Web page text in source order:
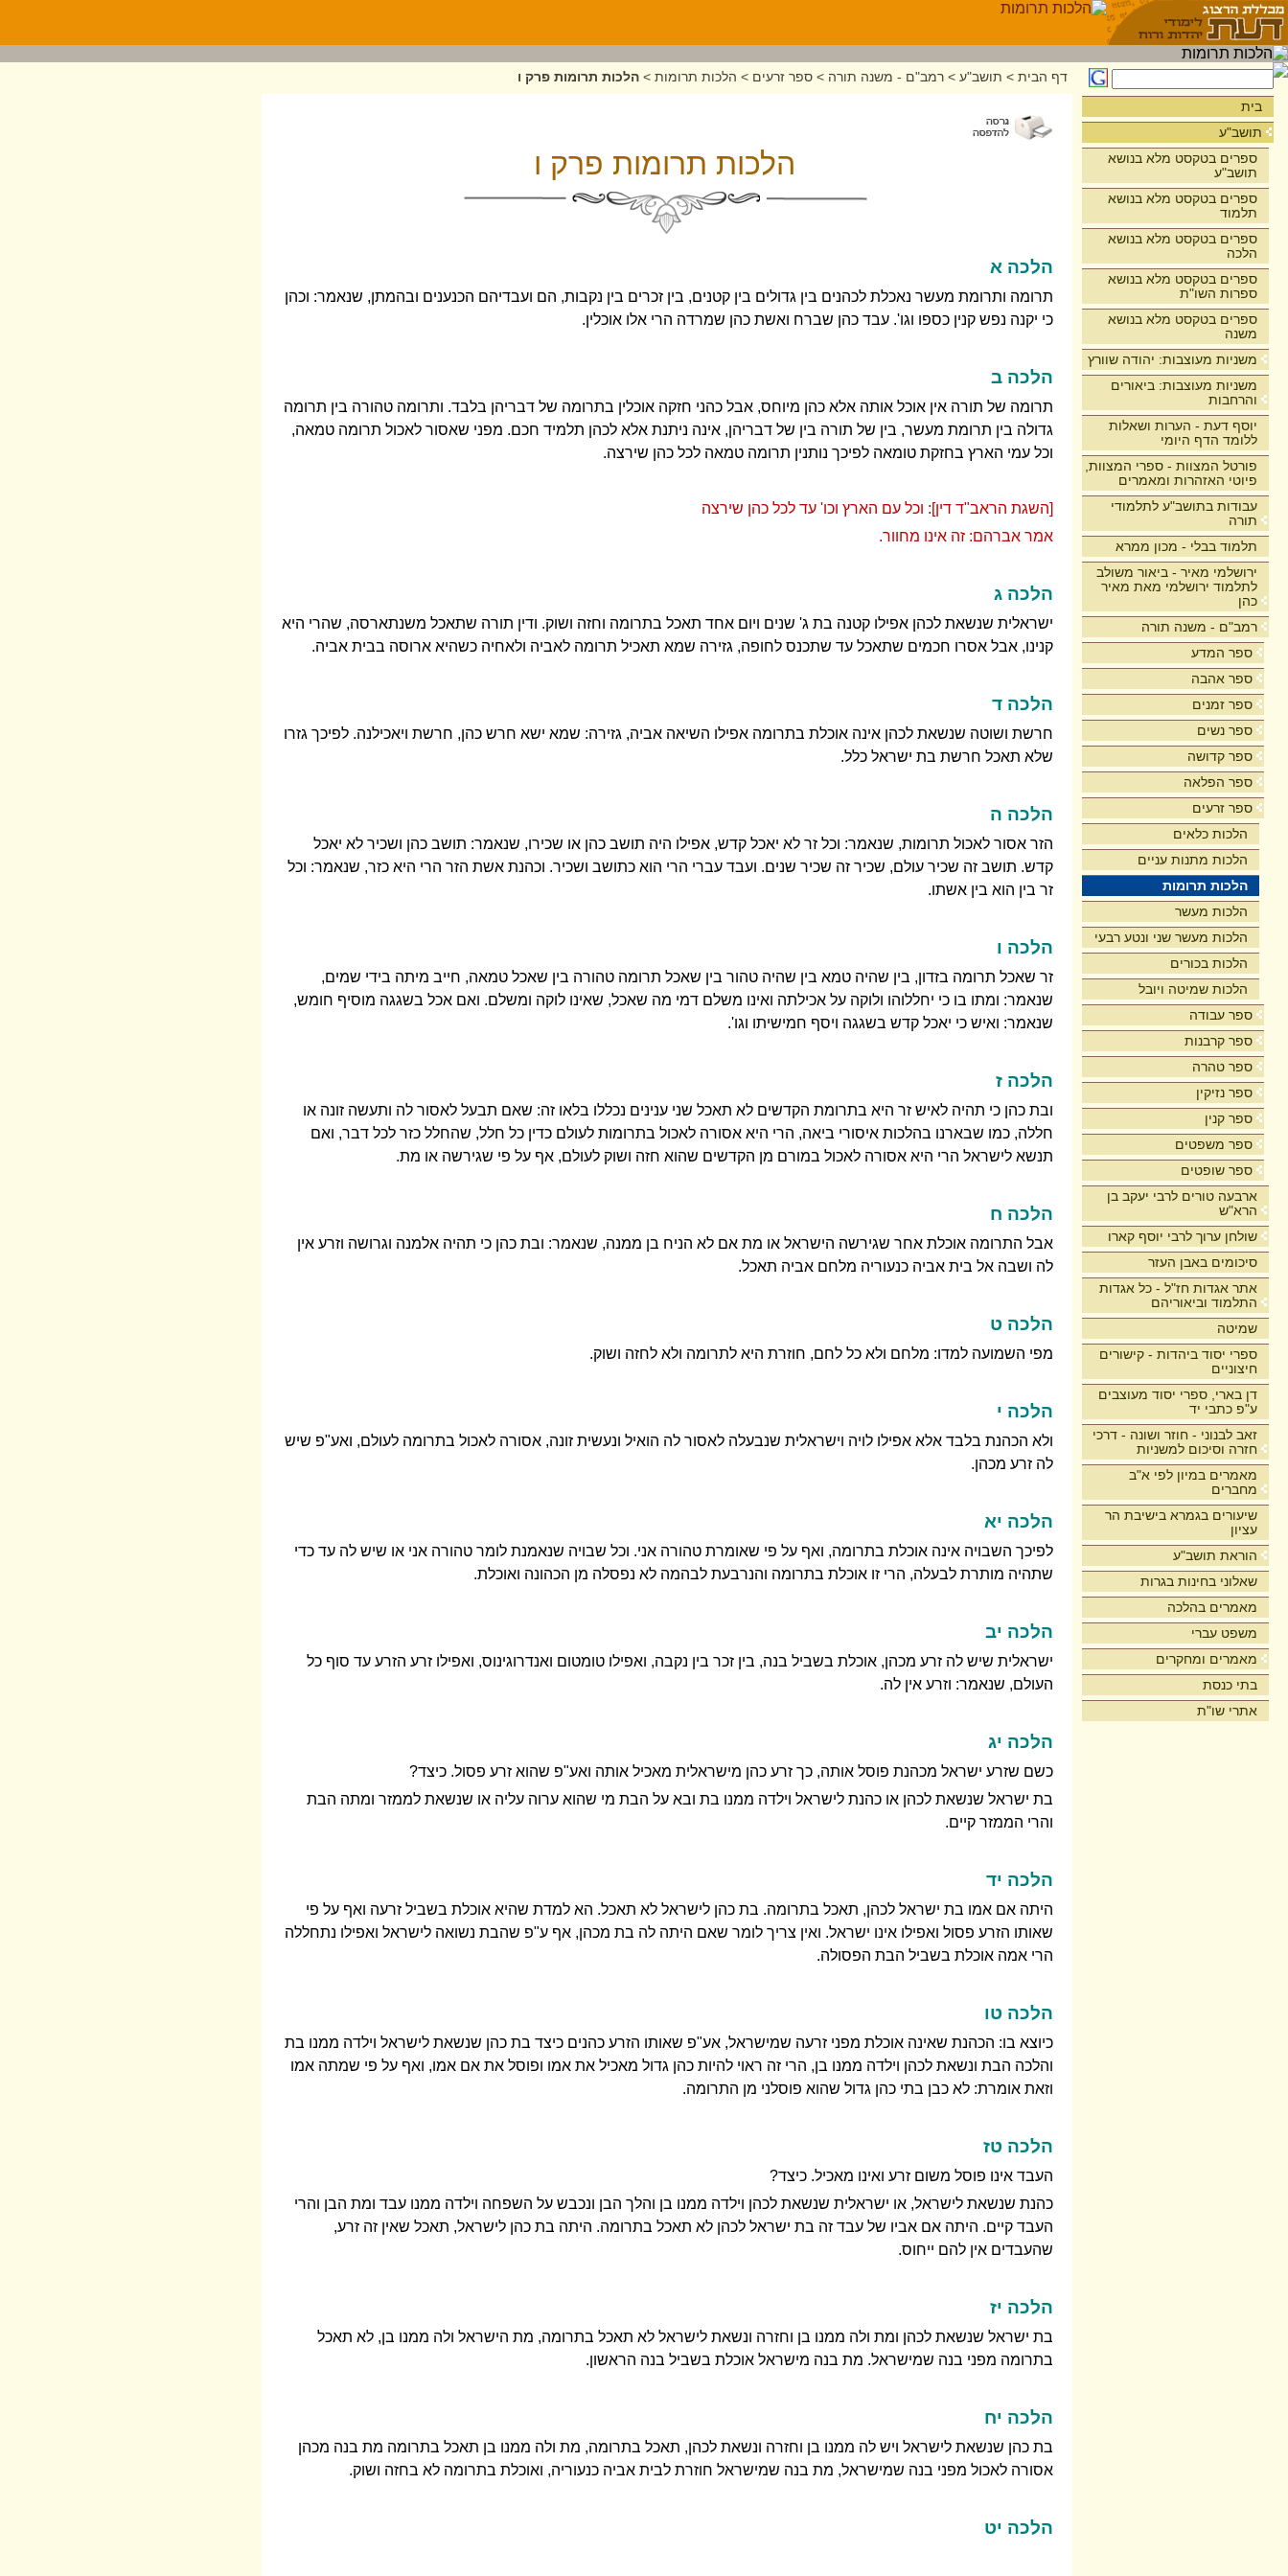
בית
תושב"ע
ספרים בטקסט מלא בנושא
תושב"ע
ספרים בטקסט מלא בנושא
תלמוד
ספרים בטקסט מלא בנושא
הלכה
ספרים בטקסט מלא בנושא
ספרות השו"ת
ספרים בטקסט מלא בנושא
משנה
משניות מעוצבות: יהודה שוורץ
משניות מעוצבות: ביאורים
והרחבות
יוסף דעת - הערות ושאלות
ללומד הדף היומי
פורטל המצוות - ספרי המצוות,
פיוטי האזהרות ומאמרים
עבודות בתושב"ע לתלמודי
תורה
תלמוד בבלי - מכון ממרא
ירושלמי מאיר - ביאור משולב
לתלמוד ירושלמי מאת מאיר
כהן
רמב"ם - משנה תורה
ספר המדע
ספר אהבה
ספר זמנים
ספר נשים
ספר קדושה
ספר הפלאה
ספר זרעים
הלכות כלאים
הלכות מתנות עניים
הלכות תרומות
הלכות מעשר
הלכות מעשר שני ונטע רבעי
הלכות בכורים
הלכות שמיטה ויובל
ספר עבודה
ספר קרבנות
ספר טהרה
ספר נזיקין
ספר קנין
ספר משפטים
ספר שופטים
ארבעה טורים לרבי יעקב בן
הרא"ש
שולחן ערוך לרבי יוסף קארו
סיכומים באבן העזר
אתר אגדות חז"ל - כל אגדות
התלמוד וביאוריהם
שמיטה
ספרי יסוד ביהדות - קישורים
חיצוניים
דן בארי, ספרי יסוד מעוצבים
ע"פ כתבי יד
זאב לבנוני - חוזר ושונה - דרכי
חזרה וסיכום למשניות
מאמרים במיון לפי א"ב
מחברים
שיעורים בגמרא בישיבת הר
עציון
הוראת תושב"ע
שאלוני בחינות בגרות
מאמרים בהלכה
משפט עברי
מאמרים ומחקרים
בתי כנסת
אתרי שו"ת
דף הבית > תושב"ע > רמב"ם - משנה תורה > ספר זרעים > הלכות תרומות > הלכות תרומות פרק ו
הלכות תרומות פרק ו
הלכה א
תרומה ותרומת מעשר נאכלת לכהנים בין גדולים בין קטנים, בין זכרים בין נקבות, הם ועבדיהם הכנענים ובהמתן, שנאמר: וכהן
כי יקנה נפש קנין כספו וגו'. עבד כהן שברח ואשת כהן שמרדה הרי אלו אוכלין.
הלכה ב
תרומה של תורה אין אוכל אותה אלא כהן מיוחס, אבל כהני חזקה אוכלין בתרומה של דבריהן בלבד. ותרומה טהורה בין תרומה
גדולה בין תרומת מעשר, בין של תורה בין של דבריהן, אינה ניתנת אלא לכהן תלמיד חכם. מפני שאסור לאכול תרומה טמאה,
וכל עמי הארץ בחזקת טומאה לפיכך נותנין תרומה טמאה לכל כהן שירצה.
[השגת הראב"ד דין]: וכל עם הארץ וכו' עד לכל כהן שירצה
אמר אברהם: זה אינו מחוור.
הלכה ג
ישראלית שנשאת לכהן אפילו קטנה בת ג' שנים ויום אחד תאכל בתרומה וחזה ושוק. ודין תורה שתאכל משנתארסה, שהרי היא
קנינו, אבל אסרו חכמים שתאכל עד שתכנס לחופה, גזירה שמא תאכיל תרומה לאביה ולאחיה כשהיא ארוסה בבית אביה.
הלכה ד
חרשת ושוטה שנשאת לכהן אינה אוכלת בתרומה אפילו השיאה אביה, גזירה: שמא ישא חרש כהן, חרשת ויאכילנה. לפיכך גזרו
שלא תאכל חרשת בת ישראל כלל.
הלכה ה
הזר אסור לאכול תרומות, שנאמר: וכל זר לא יאכל קדש, אפילו היה תושב כהן או שכירו, שנאמר: תושב כהן ושכיר לא יאכל
קדש. תושב זה שכיר עולם, שכיר זה שכיר שנים. ועבד עברי הרי הוא כתושב ושכיר. וכהנת אשת הזר הרי היא כזר, שנאמר: וכל
זר בין הוא בין אשתו.
הלכה ו
זר שאכל תרומה בזדון, בין שהיה טמא בין שהיה טהור בין שאכל תרומה טהורה בין שאכל טמאה, חייב מיתה בידי שמים,
שנאמר: ומתו בו כי יחללוהו ולוקה על אכילתה ואינו משלם דמי מה שאכל, שאינו לוקה ומשלם. ואם אכל בשגגה מוסיף חומש,
שנאמר: ואיש כי יאכל קדש בשגגה ויסף חמישיתו וגו'.
הלכה ז
ובת כהן כי תהיה לאיש זר היא בתרומת הקדשים לא תאכל שני ענינים נכללו בלאו זה: שאם תבעל לאסור לה ותעשה זונה או
חללה, כמו שבארנו בהלכות איסורי ביאה, הרי היא אסורה לאכול בתרומות לעולם כדין כל חלל, שהחלל כזר לכל דבר, ואם
תנשא לישראל הרי היא אסורה לאכול במורם מן הקדשים שהוא חזה ושוק לעולם, אף על פי שגירשה או מת.
הלכה ח
אבל התרומה אוכלת אחר שגירשה הישראל או מת אם לא הניח בן ממנה, שנאמר: ובת כהן כי תהיה אלמנה וגרושה וזרע אין
לה ושבה אל בית אביה כנעוריה מלחם אביה תאכל.
הלכה ט
מפי השמועה למדו: מלחם ולא כל לחם, חוזרת היא לתרומה ולא לחזה ושוק.
הלכה י
ולא הכהנת בלבד אלא אפילו לויה וישראלית שנבעלה לאסור לה הואיל ונעשית זונה, אסורה לאכול בתרומה לעולם, ואע"פ שיש
לה זרע מכהן.
הלכה יא
לפיכך השבויה אינה אוכלת בתרומה, ואף על פי שאומרת טהורה אני. וכל שבויה שנאמנת לומר טהורה אני או שיש לה עד כדי
שתהיה מותרת לבעלה, הרי זו אוכלת בתרומה והנרבעת לבהמה לא נפסלה מן הכהונה ואוכלת.
הלכה יב
ישראלית שיש לה זרע מכהן, אוכלת בשביל בנה, בין זכר בין נקבה, ואפילו טומטום ואנדרוגינוס, ואפילו זרע הזרע עד סוף כל
העולם, שנאמר: וזרע אין לה.
הלכה יג
כשם שזרע ישראל מכהנת פוסל אותה, כך זרע כהן מישראלית מאכיל אותה ואע"פ שהוא זרע פסול. כיצד?
בת ישראל שנשאת לכהן או כהנת לישראל וילדה ממנו בת ובא על הבת מי שהוא ערוה עליה או שנשאת לממזר ומתה הבת
והרי הממזר קיים.
הלכה יד
היתה אם אמו בת ישראל לכהן, תאכל בתרומה. בת כהן לישראל לא תאכל. הא למדת שהיא אוכלת בשביל זרעה ואף על פי
שאותו הזרע פסול ואפילו אינו ישראל. ואין צריך לומר שאם היתה לה בת מכהן, אף ע"פ שהבת נשואה לישראל ואפילו נתחללה
הרי אמה אוכלת בשביל הבת הפסולה.
הלכה טו
כיוצא בו: הכהנת שאינה אוכלת מפני זרעה שמישראל, אע"פ שאותו הזרע כהנים כיצד בת כהן שנשאת לישראל וילדה ממנו בת
והלכה הבת ונשאת לכהן וילדה ממנו בן, הרי זה ראוי להיות כהן גדול מאכיל את אמו ופוסל את אם אמו, ואף על פי שמתה אמו
וזאת אומרת: לא כבן בתי כהן גדול שהוא פוסלני מן התרומה.
הלכה טז
העבד אינו פוסל משום זרע ואינו מאכיל. כיצד?
כהנת שנשאת לישראל, או ישראלית שנשאת לכהן וילדה ממנו בן והלך הבן ונכבש על השפחה וילדה ממנו עבד ומת הבן והרי
העבד קיים. היתה אם אביו של עבד זה בת ישראל לכהן לא תאכל בתרומה. היתה בת כהן לישראל, תאכל שאין זה זרע,
שהעבדים אין להם ייחוס.
הלכה יז
בת ישראל שנשאת לכהן ומת ולה ממנו בן וחזרה ונשאת לישראל לא תאכל בתרומה, מת הישראל ולה ממנו בן, לא תאכל
בתרומה מפני בנה שמישראל. מת בנה מישראל אוכלת בשביל בנה הראשון.
הלכה יח
בת כהן שנשאת לישראל ויש לה ממנו בן וחזרה ונשאת לכהן, תאכל בתרומה, מת ולה ממנו בן תאכל בתרומה מת בנה מכהן
אסורה לאכול מפני בנה שמישראל, מת בנה שמישראל חוזרת לבית אביה כנעוריה, ואוכלת בתרומה לא בחזה ושוק.
הלכה יט